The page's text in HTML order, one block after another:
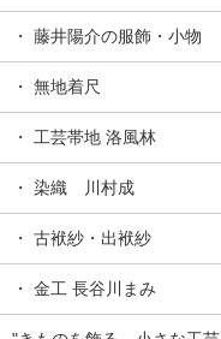
・ 藤井陽介の服飾・小物
・ 無地着尺
・ 工芸帯地 洛風林
・ 染織 川村成
・ 古袱紗・出袱紗
・ 金工 長谷川まみ